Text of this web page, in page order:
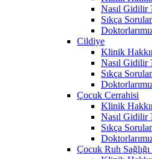
Nasıl Gidilir
Sıkça
Cildiye
Klinik
Nasıl Gidilir
Sıkça
Çocuk Cerrahisi
Klinik
Nasıl Gidilir
Sıkça
Çocuk Ruh Sağlığı